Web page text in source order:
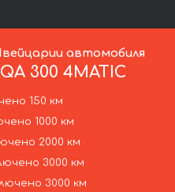
автомобиля
300 4MATIC
150 км
1000 км
2000 км
3000 км
3000 км